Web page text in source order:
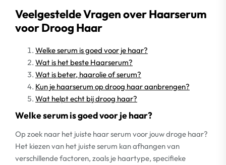
Veelgestelde Vragen over Haarserum
voor Droog Haar
Welke serum is goed voor je haar?
Wat is het beste Haarserum?
Wat is beter, haarolie of serum?
Kun je haarserum op droog haar aanbrengen?
Wat helpt echt bij droog haar?
Welke serum is goed voor je haar?
Op zoek naar het juiste haar serum voor jouw droge haar?
Het kiezen van het juiste serum kan afhangen van
verschillende factoren, zoals je haartype, specifieke